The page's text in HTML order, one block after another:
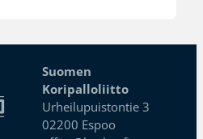
Suomen
Koripalloliitto
Urheilupuistontie 3
02200 Espoo